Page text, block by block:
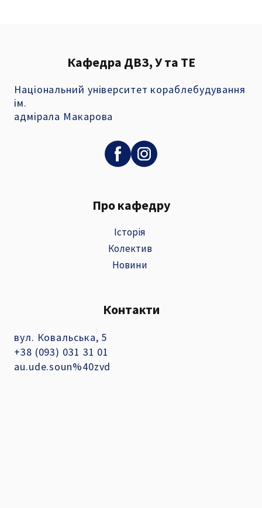
Кафедра ДВЗ, У та ТЕ
Національний університет кораблебудування
ім.
адмірала Макарова
Про кафедру
Історія
Колектив
Новини
Контакти
вул. Ковальська, 5
+38 (093) 031 31 01
au.ude.soun%40zvd